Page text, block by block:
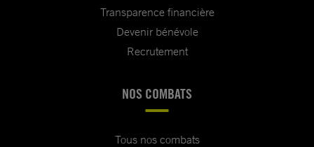
Transparence financière
Devenir bénévole
Recrutement
NOS COMBATS
Tous nos combats